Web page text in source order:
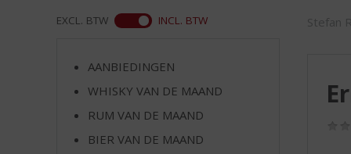
Stefan
EXCL. BTW INCL. BTW
AANBIEDINGEN
WHISKY VAN DE MAAND
RUM VAN DE MAAND
BIER VAN DE MAAND